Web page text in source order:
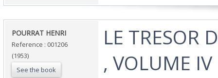
‎POURRAT HENRI‎
Reference : 001206
(1953)
See the book
‎LE TRESOR
, VOLUME IV‎